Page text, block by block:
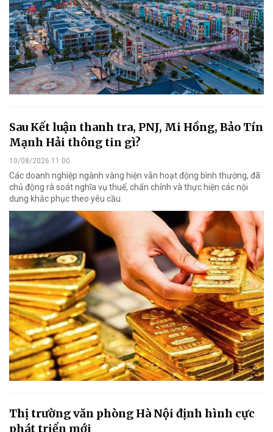
Sau Kết luận thanh tra, PNJ, Mi Hồng, Bảo Tín
Mạnh Hải thông tin gì?
10/08/2026 11:00
Các doanh nghiệp ngành vàng hiện vẫn hoạt động bình thường, đã
chủ động rà soát nghĩa vụ thuế, chấn chỉnh và thực hiện các nội
dung khắc phục theo yêu cầu.
Thị trường văn phòng Hà Nội định hình cực
phát triển mới